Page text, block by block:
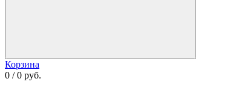
Корзина
0 / 0 руб.